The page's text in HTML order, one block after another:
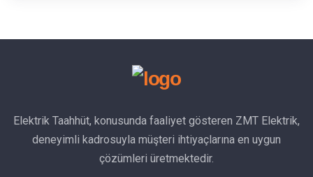
Elektrik Taahhüt, konusunda faaliyet gösteren ZMT Elektrik,
deneyimli kadrosuyla müşteri ihtiyaçlarına en uygun
çözümleri üretmektedir.